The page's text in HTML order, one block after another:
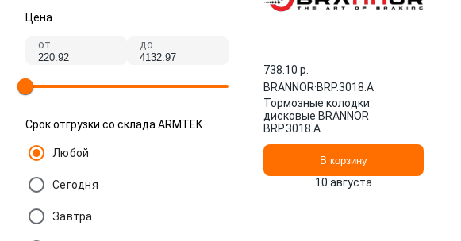
Цена
от до
Срок отгрузки со склада ARMTEK
Любой
Сегодня
Завтра
738.10 p.
BRANNOR·BRP.3018.A
Тормозные колодки
дисковые BRANNOR
BRP.3018.A
В корзину
10 августа